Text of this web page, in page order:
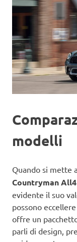
modelli
Quando si mette
Countryman All4
evidente il suo
possono
offre un
parli di design,